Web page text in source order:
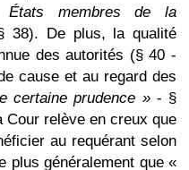
États membres de la
38). De plus, la qualité
des autorités (§ 40 -
cause et au regard des
certaine prudence »- §
relève en creux que
au requérant selon
plus généralement que «